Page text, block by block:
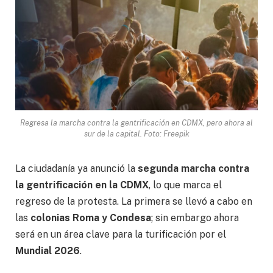
Regresa la marcha contra la gentrificación en CDMX, pero ahora al
sur de la capital. Foto: Freepik
La ciudadanía ya anunció la segunda marcha contra
la gentrificación en la CDMX, lo que marca el
regreso de la protesta. La primera se llevó a cabo en
las colonias Roma y Condesa; sin embargo ahora
será en un área clave para la turificación por el
Mundial 2026.